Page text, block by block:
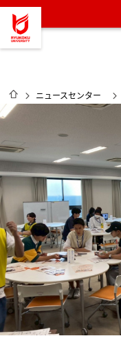
龍谷
HOME
ニュースセンター